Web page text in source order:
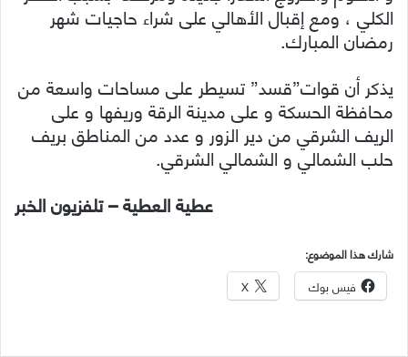
الكلي ، ومع إقبال الأهالي على شراء حاجيات شهر
رمضان المبارك.
يذكر أن قوات”قسد” تسيطر على مساحات واسعة من
محافظة الحسكة و على مدينة الرقة وريفها و على
الريف الشرقي من دير الزور و عدد من المناطق بريف
حلب الشمالي و الشمالي الشرقي.
عطية العطية – تلفزيون الخبر
شارك هذا الموضوع:
فيس بوك X